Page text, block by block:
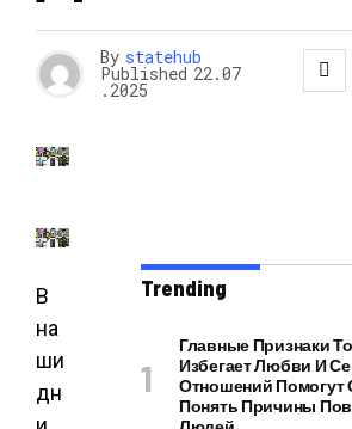
By statehub
Published 22.07
.2025
В
на
ши
дн
Trending
Главные Признаки
Избегает Любви И
Отношений
Понять Причины